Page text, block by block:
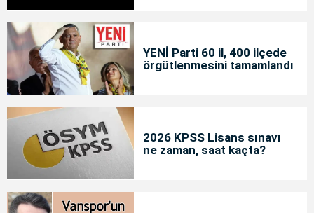
YENİ Parti 60 il, 400 ilçede
örgütlenmesini tamamlandı
2026 KPSS Lisans sınavı
ne zaman, saat kaçta?